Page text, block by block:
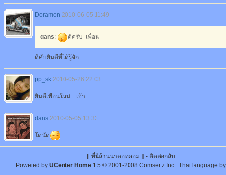
Doramon 2010-06-05 11:49
dans: ดีครับ เพื่อน
ดีคับยินดีที่ได้รู้จัก
pp_sk 2010-05-26 22:03
ยินดีเพื่อนใหม่....เจ้า
dans 2010-05-05 13:33
โดนัด
[[ ที่นี่ล้านนาดอทคอม ]] - ติดต่อกลับ
Powered by UCenter Home 1.5 © 2001-2008 Comsenz Inc. Thai language by